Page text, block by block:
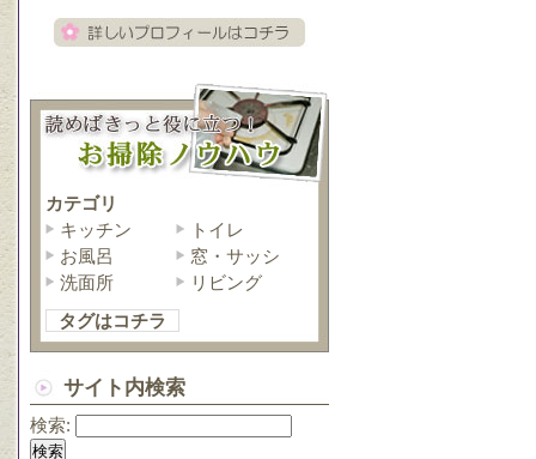
カテゴリ
キッチン
トイレ
お風呂
窓・サッシ
洗面所
リビング
タグはコチラ
サイト内検索
検索: